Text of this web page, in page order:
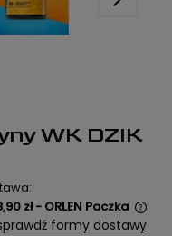
WK DZIK
zł - ORLEN Paczka
kosztów płatności
formy dostawy